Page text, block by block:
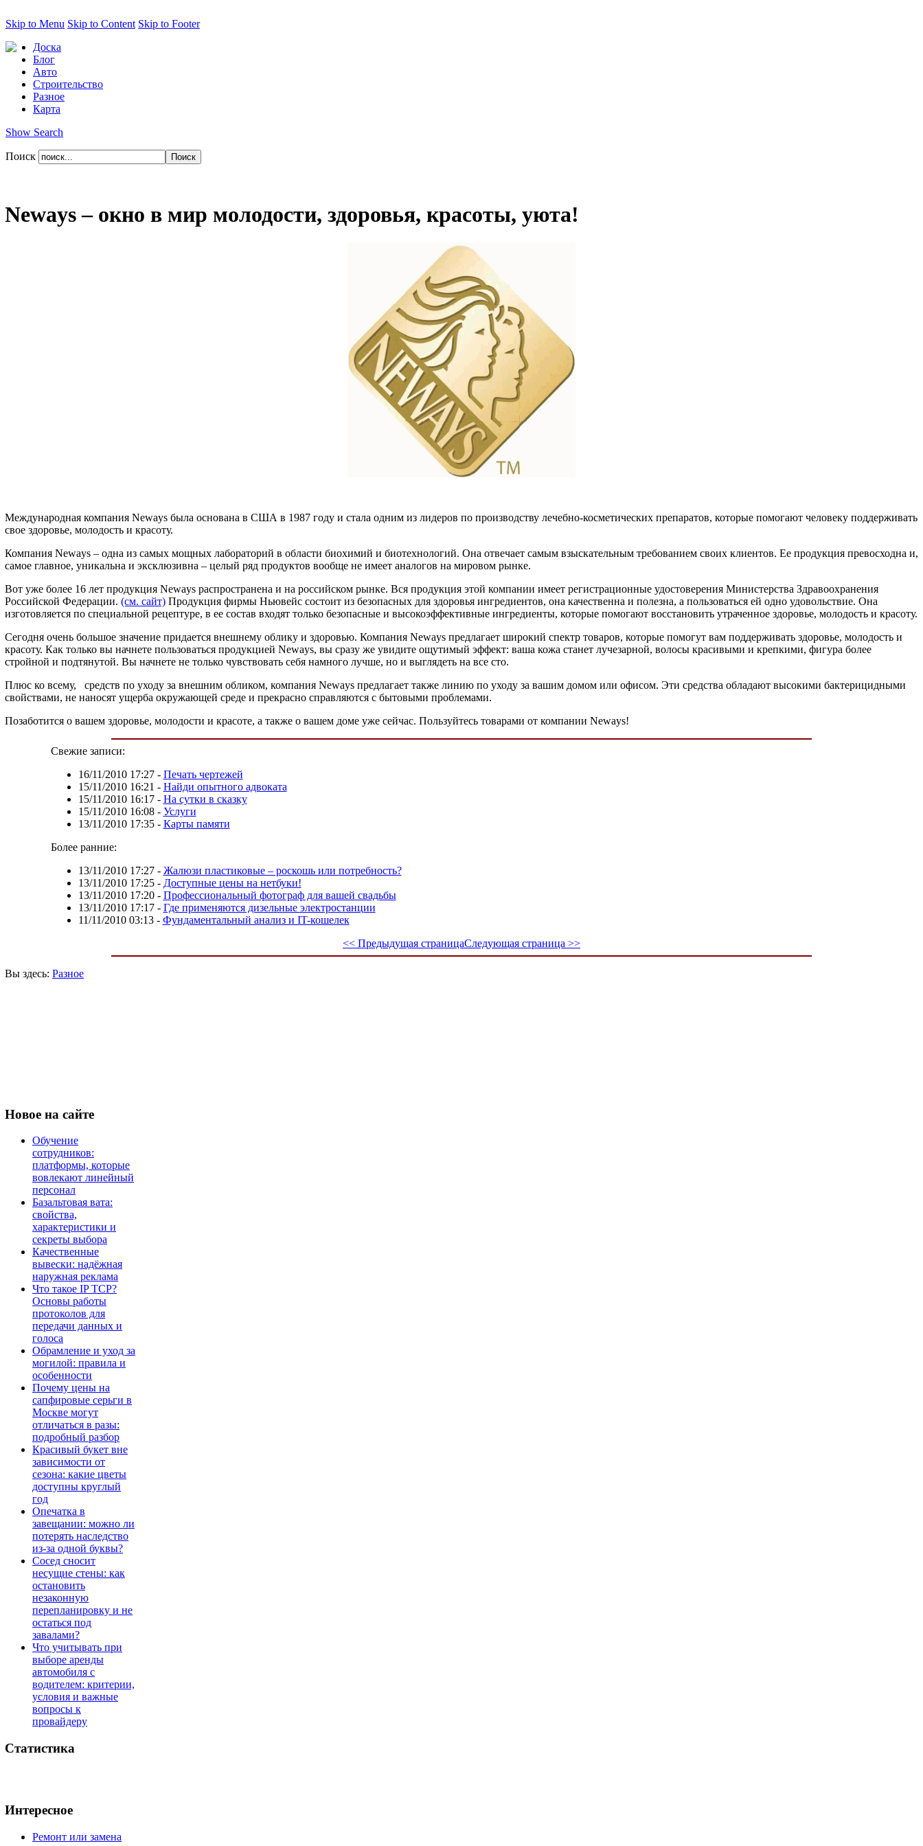
Skip to Menu Skip to Content Skip to Footer
Доска
Блог
Авто
Строительство
Разное
Карта
Show Search
Поиск
Neways – окно в мир молодости, здоровья, красоты, уюта!
Международная компания Neways была основана в США в 1987 году и стала одним из лидеров по производству лечебно-косметических препаратов, которые помогают человеку поддерживать
свое здоровье, молодость и красоту.
Компания Neways – одна из самых мощных лабораторий в области биохимий и биотехнологий. Она отвечает самым взыскательным требованием своих клиентов. Ее продукция превосходна и,
самое главное, уникальна и эксклюзивна – целый ряд продуктов вообще не имеет аналогов на мировом рынке.
Вот уже более 16 лет продукция Neways распространена и на российском рынке. Вся продукция этой компании имеет регистрационные удостоверения Министерства Здравоохранения
Российской Федерации. (см. сайт) Продукция фирмы Ньювейс состоит из безопасных для здоровья ингредиентов, она качественна и полезна, а пользоваться ей одно удовольствие. Она
изготовляется по специальной рецептуре, в ее состав входят только безопасные и высокоэффективные ингредиенты, которые помогают восстановить утраченное здоровье, молодость и красоту.
Сегодня очень большое значение придается внешнему облику и здоровью. Компания Neways предлагает широкий спектр товаров, которые помогут вам поддерживать здоровье, молодость и
красоту. Как только вы начнете пользоваться продукцией Neways, вы сразу же увидите ощутимый эффект: ваша кожа станет лучезарной, волосы красивыми и крепкими, фигура более
стройной и подтянутой. Вы начнете не только чувствовать себя намного лучше, но и выглядеть на все сто.
Плюс ко всему, средств по уходу за внешним обликом, компания Neways предлагает также линию по уходу за вашим домом или офисом. Эти средства обладают высокими бактерицидными
свойствами, не наносят ущерба окружающей среде и прекрасно справляются с бытовыми проблемами.
Позаботится о вашем здоровье, молодости и красоте, а также о вашем доме уже сейчас. Пользуйтесь товарами от компании Neways!
Свежие записи:
16/11/2010 17:27- Печать чертежей
15/11/2010 16:21 - Найди опытного адвоката
15/11/2010 16:17- На сутки в сказку
15/11/2010 16:08- Услуги
13/11/2010 17:35- Карты памяти
Более ранние:
13/11/2010 17:27- Жалюзи пластиковые – роскошь или потребность?
13/11/2010 17:25- Доступные цены на нетбуки!
13/11/2010 17:20- Профессиональный фотограф для вашей свадьбы
13/11/2010 17:17- Где применяются дизельные электростанции
11/11/2010 03:13- Фундаментальный анализ и IT-кошелек
<< Предыдущая страницаСледующая страница >>
Вы здесь: Разное
Новое на сайте
Обучение
сотрудников:
платформы, которые
вовлекают линейный
персонал
Базальтовая вата:
свойства,
характеристики и
секреты выбора
Качественные
вывески: надёжная
наружная реклама
Что такое IP TCP?
Основы работы
протоколов для
передачи данных и
голоса
Обрамление и уход за
могилой: правила и
особенности
Почему цены на
сапфировые серьги в
Москве могут
отличаться в разы:
подробный разбор
Красивый букет вне
зависимости от
сезона: какие цветы
доступны круглый
год
Опечатка в
завещании: можно ли
потерять наследство
из-за одной буквы?
Сосед сносит
несущие стены: как
остановить
незаконную
перепланировку и не
остаться под
завалами?
Что учитывать при
выборе аренды
автомобиля с
водителем: критерии,
условия и важные
вопросы к
провайдеру
Статистика
Интересное
Ремонт или замена